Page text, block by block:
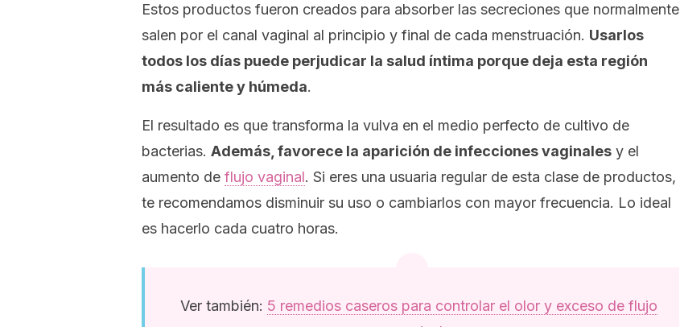
Estos productos fueron creados para absorber las secreciones que normalmente
salen por el canal vaginal al principio y final de cada menstruación. Usarlos
todos los días puede perjudicar la salud íntima porque deja esta región
más caliente y húmeda.
El resultado es que transforma la vulva en el medio perfecto de cultivo de
bacterias. Además, favorece la aparición de infecciones vaginales y el
aumento de flujo vaginal. Si eres una usuaria regular de esta clase de productos,
te recomendamos disminuir su uso o cambiarlos con mayor frecuencia. Lo ideal
es hacerlo cada cuatro horas.
Ver también: 5 remedios caseros para controlar el olor y exceso de flujo